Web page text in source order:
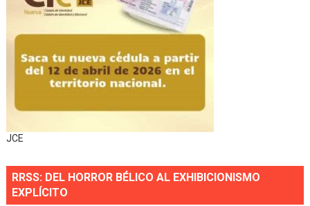
JCE
RRSS: DEL HORROR BÉLICO AL EXHIBICIONISMO
EXPLÍCITO